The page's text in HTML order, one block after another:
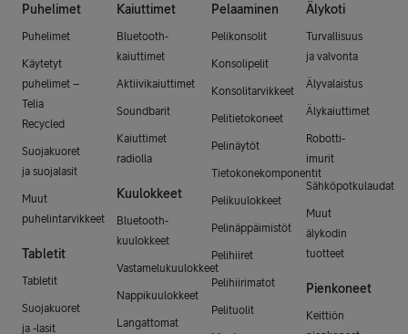
Puhelimet
Puhelimet
Käytetyt
puhelimet –
Telia
Recycled
Suojakuoret
ja suojalasit
Muut
puhelintarvikkeet
Tabletit
Tabletit
Suojakuoret
ja -lasit
Kaiuttimet
Bluetooth-
kaiuttimet
Aktiivikaiuttimet
Soundbarit
Kaiuttimet
radiolla
Kuulokkeet
Bluetooth-
kuulokkeet
Vastamelukuulokkeet
Nappikuulokkeet
Langattomat
Pelaaminen
Pelikonsolit
Konsolipelit
Konsolitarvikkeet
Pelitietokoneet
Pelinäytöt
Tietokonekomponentit
Pelikuulokkeet
Pelinäppäimistöt
Pelihiiret
Pelihiirimatot
Pelituolit
Älykoti
Turvallisuus
ja valvonta
Älyvalaistus
Älykaiuttimet
Robotti-
imurit
Sähköpotkulaudat
Muut
älykodin
tuotteet
Pienkoneet
Keittiön